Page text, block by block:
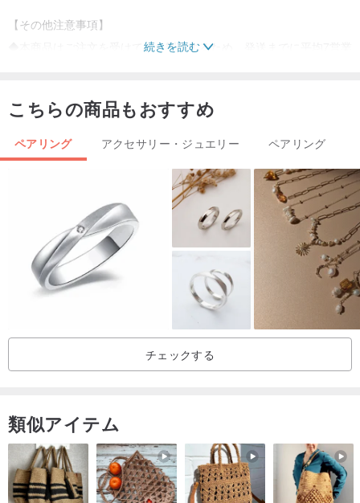
【その他注意事項】
◆本商品はご注文を受けてから製作するため、発送までに平均7営業
◆初回に限り無料でサイズ調整を承ります。往復送料のみご負担く
ださい。
◆リングの幅は約3mm、厚さは約2mmです。
◆私のシルバーアクセサリーはすべて999または925純銀を使用し、
手作業で製作されています。
メッキ加工は一切施しておりません。
メッキ層は時間が経つと剥がれたり変色したりするため、
デザイナーは純粋な素材の耐久性を好みます。
そのため、お客様からの特別なご要望がない限り、メッキは施しま
1. リングサイズに影響を与える要因は多く、指の形状、むくみ体
質、測定方法、季節、温度などによって左右されます。測定ツール
を使用しても、必ずしも指にぴったり合うとは限りません。多少大
きい、または小さいという状況はよくあることです。緩すぎて落ち
続きを読む
こちらの商品もおすすめ
ペアリング アクセサリー・ジュエリー ペアリング
チェックする
類似アイテム